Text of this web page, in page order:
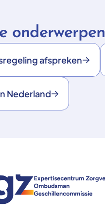
onderwerpen
afspreken
Nederland